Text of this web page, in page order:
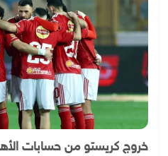
خروج كريستو من حسابات